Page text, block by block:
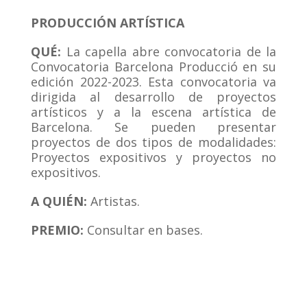
PRODUCCIÓN ARTÍSTICA
QUÉ: La capella abre convocatoria de la
Convocatoria Barcelona Producció en su
edición 2022-2023. Esta convocatoria va
dirigida al desarrollo de proyectos
artísticos y a la escena artística de
Barcelona. Se pueden presentar
proyectos de dos tipos de modalidades:
Proyectos expositivos y proyectos no
expositivos.
A QUIÉN: Artistas.
PREMIO: Consultar en bases.